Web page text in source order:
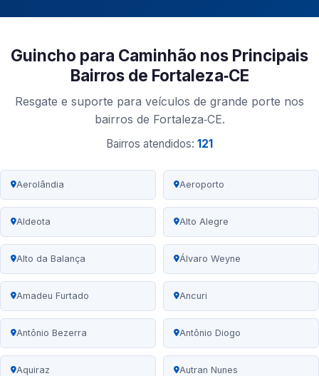
Guincho para Caminhão nos Principais
Bairros de Fortaleza‑CE
Resgate e suporte para veículos de grande porte nos
bairros de Fortaleza‑CE.
Bairros atendidos: 121
Aerolândia Aeroporto
Aldeota Alto Alegre
Alto da Balança Álvaro Weyne
Amadeu Furtado Ancuri
Antônio Bezerra Antônio Diogo
Aquiraz Autran Nunes